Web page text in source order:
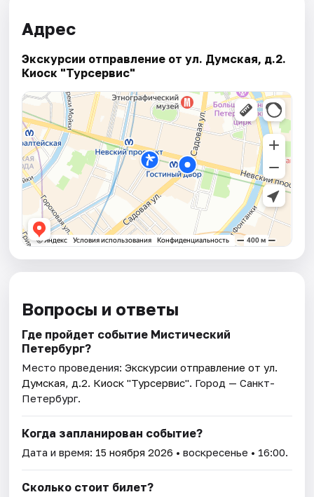
Адрес
Экскурсии отправление от ул. Думская, д.2.
Киоск "Турсервис"
Вопросы и ответы
Где пройдет событие Мистический
Петербург?
Место проведения:Экскурсии отправление от ул.
Думская, д.2. Киоск "Турсервис". Город — Санкт-
Петербург.
Когда запланирован событие?
Дата и время: 15 ноября 2026 • воскресенье • 16:00.
Сколько стоит билет?